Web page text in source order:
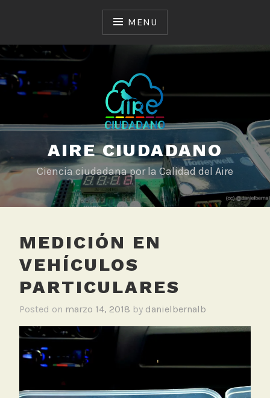
MENU
AIRE CIUDADANO
Ciencia ciudadana por la Calidad del Aire
MEDICIÓN EN
VEHÍCULOS
PARTICULARES
Posted on marzo 14, 2018 by danielbernalb